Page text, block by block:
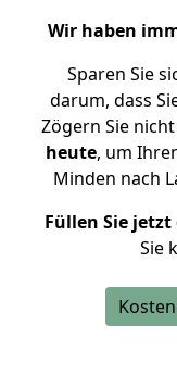
Wir haben
Sparen Sie
darum, dass
Zögern Sie
heute, um
Minden nach
Füllen Sie
Sie